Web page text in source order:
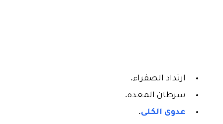
ارتداد الصفراء.
سرطان المعده.
عدوى الكلى.